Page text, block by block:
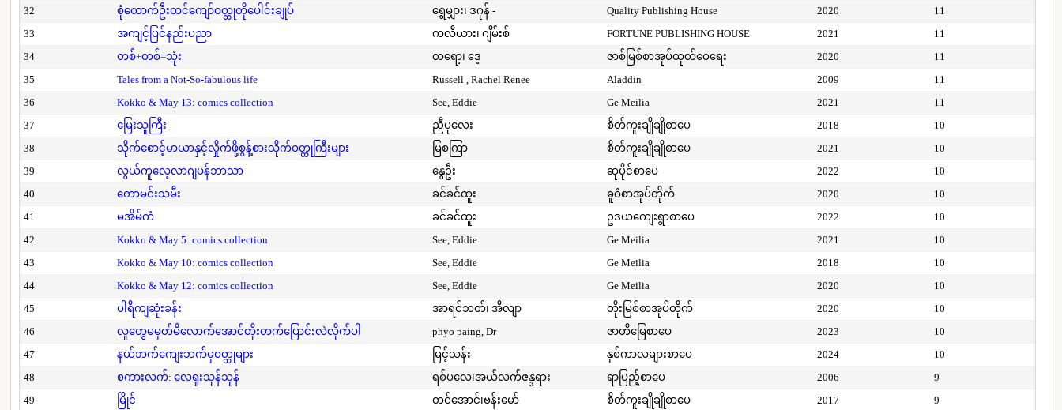
32
စုံထောက်ဦးထင်ကျော်ဝတ္ထုတိုပေါင်းချုပ် ရွှေမျှား၊ ဒဂုန် - Quality Publishing House 2020
11
33
အကျင့်ပြင်နည်းပညာ ကလီယား၊ ဂျိမ်းစ် FORTUNE PUBLISHING HOUSE 2021
11
34
တစ်+တစ်=သုံး တရော့၊ ဒေ့ ဇာစ်မြစ်စာအုပ်ထုတ်ဝေရေး 2020
11
35
Tales from a Not-So-fabulous life Russell , Rachel Renee Aladdin 2009
11
36
Kokko & May 13: comics collection See, Eddie Ge Meilia 2021
11
37
မြေးသူကြီး ညီပုလေး စိတ်ကူးချိုချိုစာပေ 2018
10
38
သိုက်စောင့်မာယာနှင့်လှိုက်ဖို့စွန့်စားသိုက်ဝတ္ထုကြီးများ မြစကြာ စိတ်ကူးချိုချိုစာပေ 2021
10
39
လွယ်ကူလေ့လာဂျပန်ဘာသာ နွေဦး ဆုပိုင်စာပေ 2022
10
40
တောမင်းသမီး ခင်ခင်ထူး ဓူဝံစာအုပ်တိုက် 2020
10
41
မအိမ်ကံ ခင်ခင်ထူး ဥဒယကျေးရွာစာပေ 2022
10
42
Kokko & May 5: comics collection See, Eddie Ge Meilia 2021
10
43
Kokko & May 10: comics collection See, Eddie Ge Meilia 2018
10
44
Kokko & May 12: comics collection See, Eddie Ge Meilia 2020
10
45
ပါရီကျဆုံးခန်း အာရင်ဘတ်၊ အီလျာ တိုးမြစ်စာအုပ်တိုက် 2020
10
46
လူတွေမမှတ်မိလောက်အောင်တိုးတက်ပြောင်းလဲလိုက်ပါ phyo paing, Dr ဇာတိမြေစာပေ 2023
10
47
နယ်ဘက်ကျေးဘက်မှဝတ္ထုများ မြင့်သန်း နှစ်ကာလများစာပေ 2024
10
48
စကားလက်: လေရူးသုန်သုန် ရစ်ပလေ၊အယ်လက်ဇန္ဒရား ရာပြည့်စာပေ 2006
9
49
မြိုင် တင်အောင်၊ဗန်းမော် စိတ်ကူးချိုချိုစာပေ 2017 9